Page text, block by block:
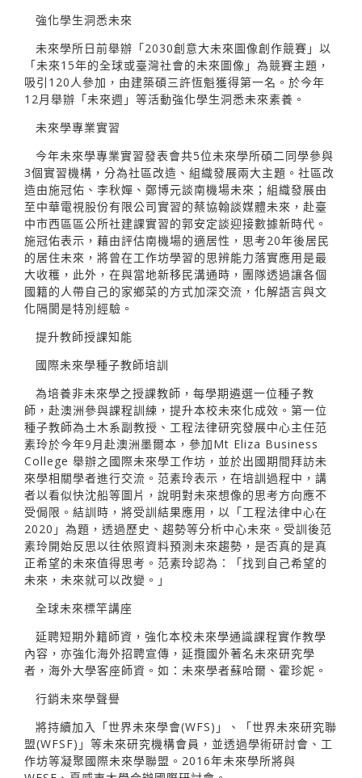
強化學生洞悉未來
未來學所日前舉辦「2030創意大未來圖像創作競賽」以
「未來15年的全球或臺灣社會的未來圖像」為競賽主題，
吸引120人參加，由建築碩三許恆魁獲得第一名。於今年
12月舉辦「未來週」等活動強化學生洞悉未來素養。
未來學專業實習
今年未來學專業實習發表會共5位未來學所碩二同學參與
3個實習機構，分為社區改造、組織發展兩大主題。社區改
造由施冠佑、李秋嬋、鄭博元談南機場未來；組織發展由
至中華電視股份有限公司實習的蔡協翰談媒體未來，赴臺
中市西區區公所社建課實習的郭安定談迎接數據新時代。
施冠佑表示，藉由評估南機場的適居性，思考20年後居民
的居住未來，將曾在工作坊學習的思辨能力落實應用是最
大收穫，此外，在與當地新移民溝通時，團隊透過讓各個
國籍的人帶自己的家鄉菜的方式加深交流，化解語言與文
化隔閡是特別經驗。
提升教師授課知能
國際未來學種子教師培訓
為培養非未來學之授課教師，每學期遴選一位種子教
師，赴澳洲參與課程訓練，提升本校未來化成效。第一位
種子教師為土木系副教授、工程法律研究發展中心主任范
素玲於今年9月赴澳洲墨爾本，參加Mt Eliza Business
College 舉辦之國際未來學工作坊，並於出國期間拜訪未
來學相關學者進行交流。范素玲表示，在培訓過程中，講
者以看似快沈船等圖片，說明對未來想像的思考方向應不
受侷限。結訓時，將受訓結果應用，以「工程法律中心在
2020」為題，透過歷史、趨勢等分析中心未來。受訓後范
素玲開始反思以往依照資料預測未來趨勢，是否真的是真
正希望的未來值得思考。范素玲認為：「找到自己希望的
未來，未來就可以改變。」
全球未來標竿講座
延聘短期外籍師資，強化本校未來學通識課程實作教學
內容，亦強化海外招聘宣傳，延攬國外著名未來研究學
者，海外大學客座師資。如：未來學者蘇哈爾、霍珍妮。
行銷未來學聲譽
將持續加入「世界未來學會(WFS)」、「世界未來研究聯
盟(WFSF)」等未來研究機構會員，並透過學術研討會、工
作坊等凝聚國際未來學聯盟。2016年未來學所將與